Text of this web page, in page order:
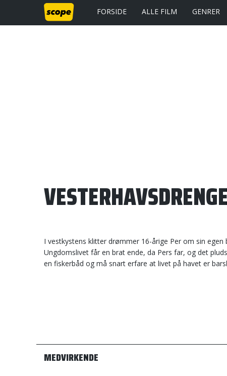
FORSIDE ALLE FILM GENRER
VESTERHAVSDRENGE
I vestkystens klitter drømmer 16-årige Per om sin
Ungdomslivet får en brat ende, da Pers far, og det
en fiskerbåd og må snart erfare at livet på havet er
MEDVIRKENDE